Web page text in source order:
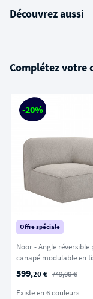
Découvrez aussi
Complétez votre
-20%
Offre spéciale
Noor - Angle réversible
canapé modulable en
Naturel chiné
599,20 € 749,00 €
Existe en 6 couleurs